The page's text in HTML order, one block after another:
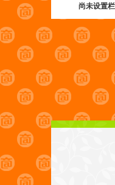
尚未设置栏